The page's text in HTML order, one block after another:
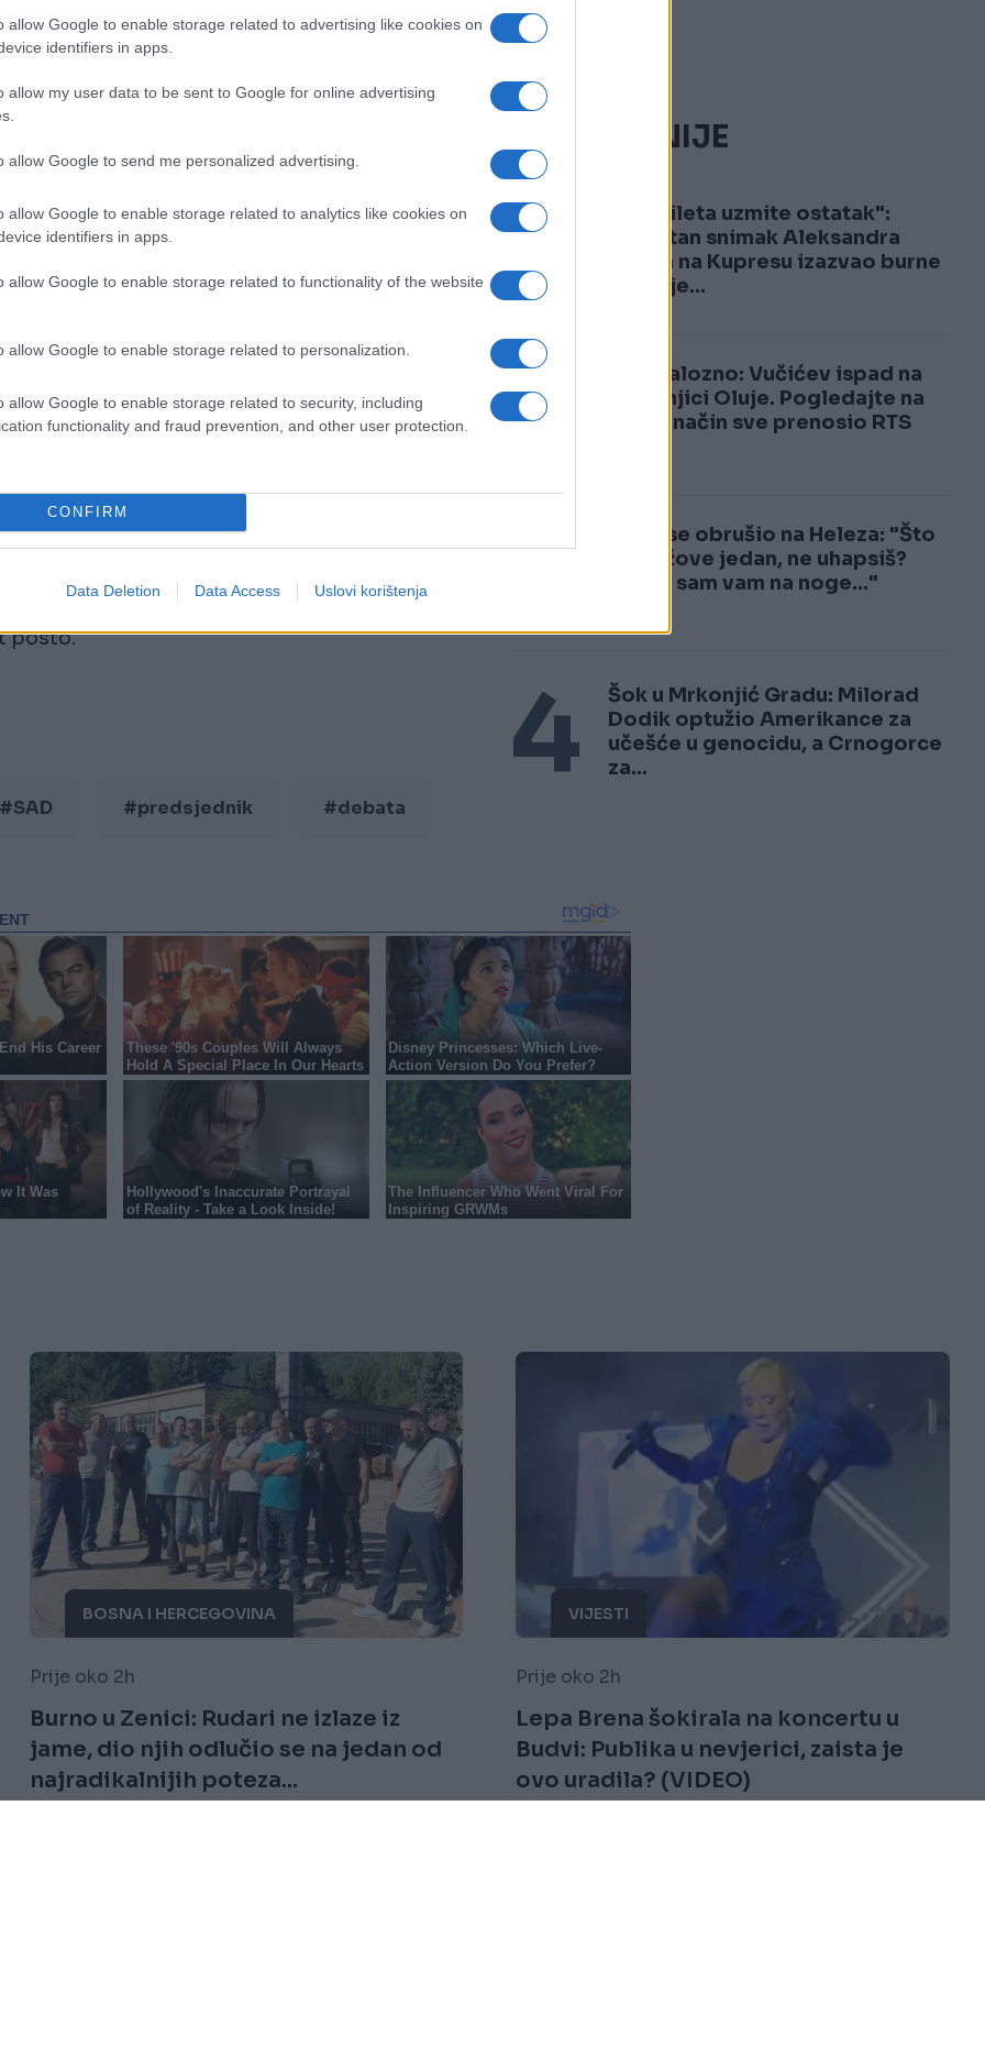
allow Google to enable storage related to advertising like cookies on
identifiers in apps.
allow my user data to be sent to Google for online advertising
allow Google to send me personalized advertising.
allow Google to enable storage related to analytics like cookies on
identifiers in apps.
allow Google to enable storage related to functionality of the website
allow Google to enable storage related to personalization.
allow Google to enable storage related to security, including
functionality and fraud prevention, and other user protection.
CONFIRM
Data Deletion Data Access Uslovi korištenja
utisak dok je napadao Clinton po
pitanja, ali je ona uspijevala da
odnos prema ženama i radikalne
kandidat nije pretjerano disciplinovan i
Hillary Clinton.
i uhvati se za nju"
najbolja šansa da preokrene utrku, malo je
navodi da politikolozi ocjenjuju da će to biti
u predsjedničkoj trci.
neubjedljivog nastupa u drugoj debati i razvoja
javile nove žene koje ga optužuju za napade u
preko sedam posto, dok joj kladionice daju oko
prednost od četiri posto, dok joj
posto.
#SAD #predsjednik #debata
NAJČITANIJE
1
"Od Mileta uzmite ostatak":
Šokantan snimak Aleksandra
Vučića na Kupresu izazvao burne
reakcije...
2
Skandalozno: Vučićev ispad na
godišnjici Oluje. Pogledajte na
koji je način sve prenosio RTS
3
Vučić se obrušio na Heleza: "Što
me, lažove jedan, ne uhapsiš?
Došao sam vam na noge..."
4
Šok u Mrkonjić Gradu: Milorad
Dodik optužio Amerikance za
učešće u genocidu, a Crnogorce
za...
BOSNA I HERCEGOVINA
Prije oko 2h
Burno u Zenici: Rudari ne izlaze iz
jame, dio njih odlučio se na jedan od
najradikalnijih poteza...
VIJESTI
Prije oko 2h
Lepa Brena šokirala na koncertu u
Budvi: Publika u nevjerici, zaista je
ovo uradila? (VIDEO)